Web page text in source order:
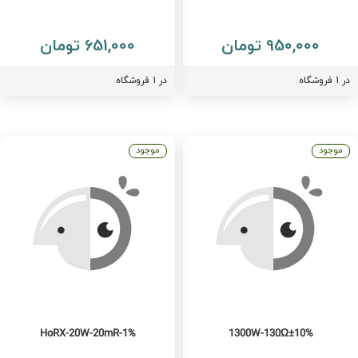
950,000 تومان 651,000 تومان
1300W-130Ω±10%
موجود
HoRX-20W-20mR-1%
موجود